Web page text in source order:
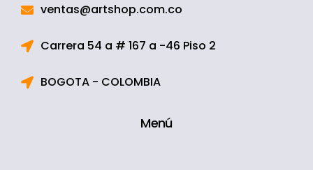
ventas@artshop.com.co
Carrera 54 a # 167 a -46 Piso 2
BOGOTA - COLOMBIA
Menú